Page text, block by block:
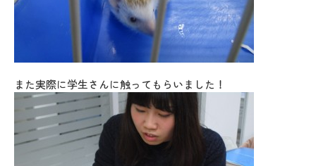
また実際に学生さんに触ってもらいました！